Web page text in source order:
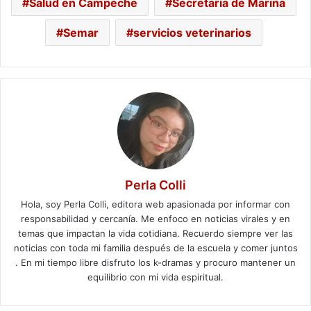
Salud en Campeche Secretaría de Marina
Semar servicios veterinarios
Perla Colli
Hola, soy Perla Colli, editora web apasionada por informar con
responsabilidad y cercanía. Me enfoco en noticias virales y en
temas que impactan la vida cotidiana. Recuerdo siempre ver las
noticias con toda mi familia después de la escuela y comer juntos
. En mi tiempo libre disfruto los k-dramas y procuro mantener un
equilibrio con mi vida espiritual.